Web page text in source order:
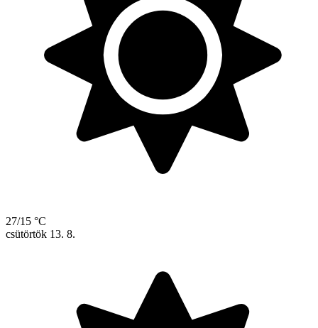
27/15 °C
csütörtök 13. 8.